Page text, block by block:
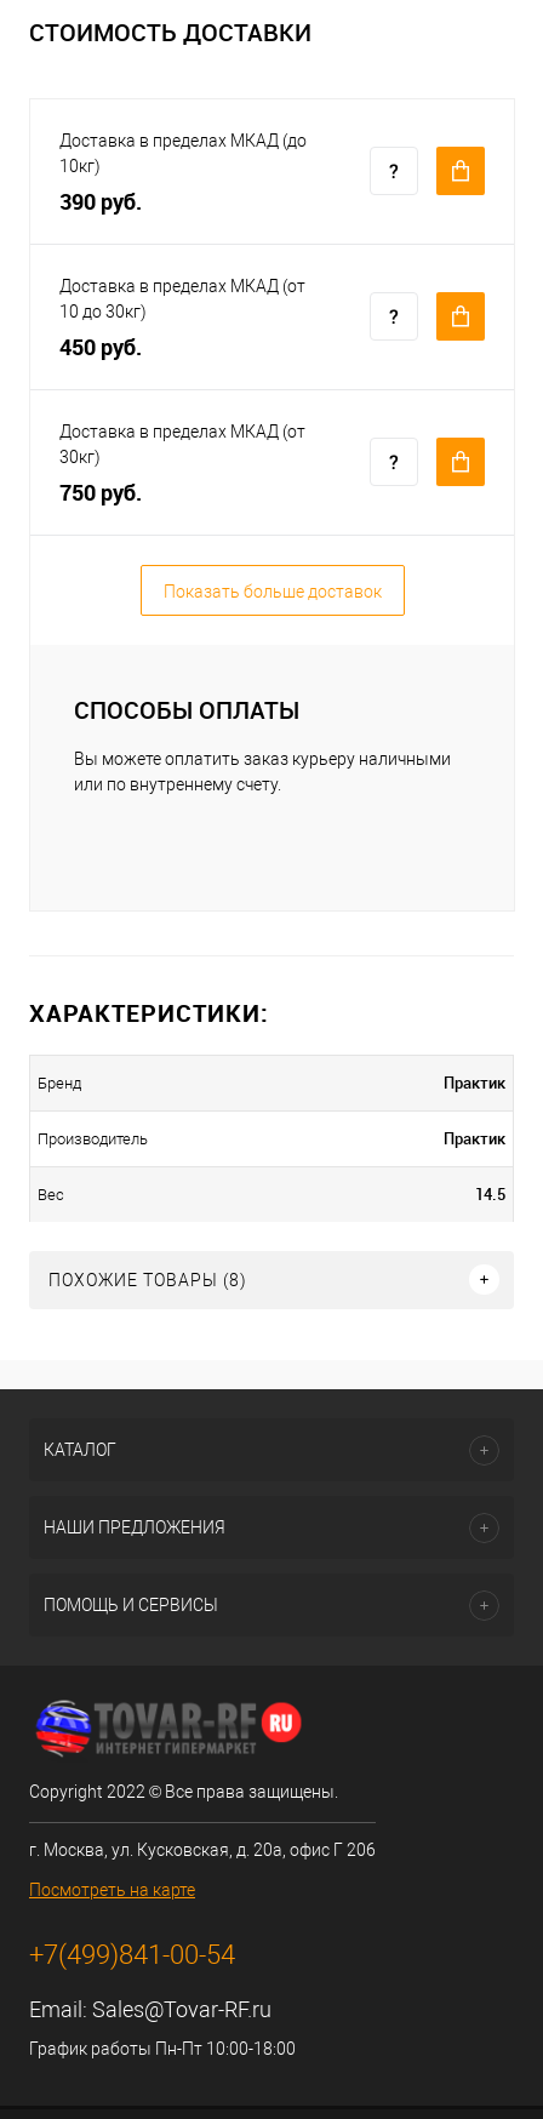
СТОИМОСТЬ ДОСТАВКИ
Доставка в пределах МКАД (до
10кг)
390 руб.
Доставка в пределах МКАД (от
10 до 30кг)
450 руб.
Доставка в пределах МКАД (от
30кг)
750 руб.
Показать больше доставок
СПОСОБЫ ОПЛАТЫ
Вы можете оплатить заказ курьеру наличными
или по внутреннему счету.
ХАРАКТЕРИСТИКИ:
Бренд Практик
Производитель Практик
Вес 14.5
ПОХОЖИЕ ТОВАРЫ (8)
КАТАЛОГ
НАШИ ПРЕДЛОЖЕНИЯ
ПОМОЩЬ И СЕРВИСЫ
Copyright 2022 © Все права защищены.
г. Москва, ул. Кусковская, д. 20а, офис Г 206
Посмотреть на карте
+7(499)841-00-54
Email: Sales@Tovar-RF.ru
График работы Пн-Пт 10:00-18:00